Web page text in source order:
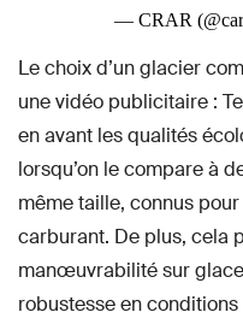
— CRAR
Le choix d’un glacier
une vidéo publicitaire :
en avant les qualités
lorsqu’on le compare à
même taille, connus
carburant. De plus, cela
manœuvrabilité sur
robustesse en conditions